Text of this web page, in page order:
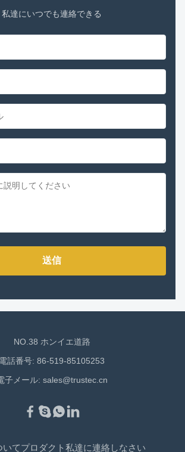
私達にいつでも連絡できる
送信
NO.38 ホンイエ道路
電話番号: 86-519-85105253
子メール: sales@trustec.cn
いてプロダクト 私達に連絡しなさい